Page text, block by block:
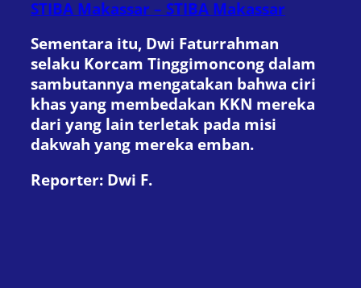
STIBA Makassar – STIBA Makassar
Sementara itu, Dwi Faturrahman
selaku Korcam Tinggimoncong dalam
sambutannya mengatakan bahwa ciri
khas yang membedakan KKN mereka
dari yang lain terletak pada misi
dakwah yang mereka emban.
Reporter: Dwi F.